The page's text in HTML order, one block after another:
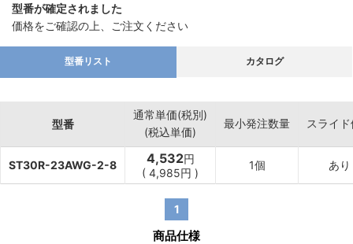
型番が確定されました
価格をご確認の上、ご注文ください
型番リスト カタログ
型番
通常単価(税別)
(税込単価)
最小発注数量 スライ
ST30R-23AWG-2-8 4,532円
( 4,985円 )
1個 あり
1
商品仕様